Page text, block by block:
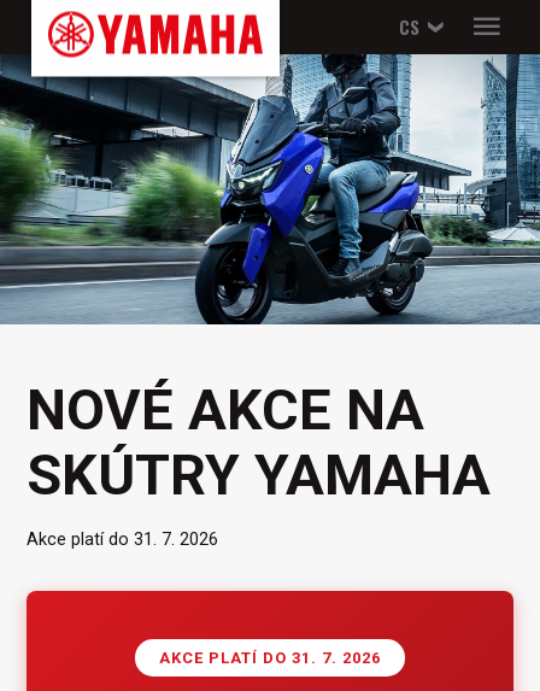
CS
NOVÉ AKCE NA
SKÚTRY YAMAHA
Akce platí do 31. 7. 2026
AKCE PLATÍ DO 31. 7. 2026